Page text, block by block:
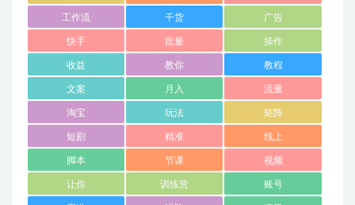
工作流 干货 广告
快手 批量 操作
收益 教你 教程
文案 月入 流量
淘宝 玩法 矩阵
短剧 精准 线上
脚本 节课 视频
让你 训练营 账号